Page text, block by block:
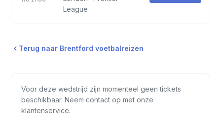
League
Terug naar Brentford voetbalreizen
Voor deze wedstrijd zijn momenteel geen tickets
beschikbaar. Neem contact op met onze
klantenservice.